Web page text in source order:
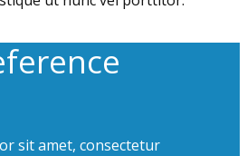
sit amet, consectetur